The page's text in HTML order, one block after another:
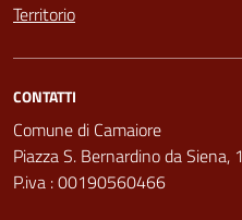
Territorio
CONTATTI
Comune di Camaiore
Piazza S. Bernardino da Siena, 1
P.iva : 00190560466